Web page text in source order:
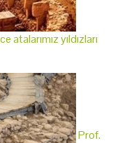
yıldızları
Prof.